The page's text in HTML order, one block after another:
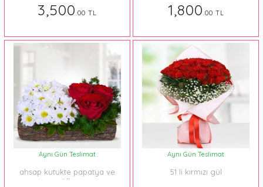
3,500.00 TL 1,800.00 TL
Aynı Gün Teslimat
ahsap kutukte papatya ve
güller
Aynı Gün Teslimat
51 li kırmızı gül